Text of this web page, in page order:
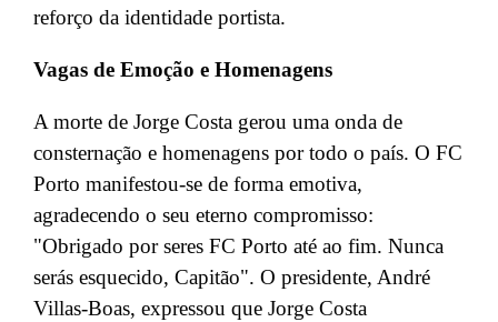
reforço da identidade portista.
Vagas de Emoção e Homenagens
A morte de Jorge Costa gerou uma onda de
consternação e homenagens por todo o país. O FC
Porto manifestou-se de forma emotiva,
agradecendo o seu eterno compromisso:
"Obrigado por seres FC Porto até ao fim. Nunca
serás esquecido, Capitão". O presidente, André
Villas-Boas, expressou que Jorge Costa